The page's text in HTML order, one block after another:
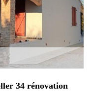
34 rénovation